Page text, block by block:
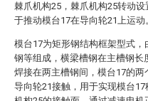
棘爪机构25，棘爪机构25转动
于推动模台17在导向轮21上运动
模台17为矩形钢结构框架型式
钢等组成，横梁槽钢在主槽钢长
焊接在两主槽钢间，模台17的两
导向轮21接触，用于实现模台